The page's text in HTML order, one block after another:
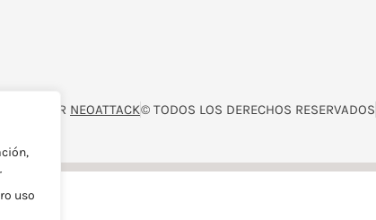
uso
POR NEOATTACK© TODOS LOS DERECHOS RESERVADOS